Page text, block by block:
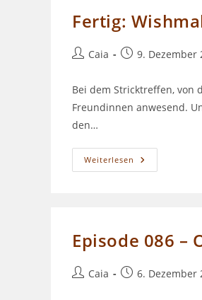
Fertig:
Beitrags-
Caia
Beitrag9. Dezember
Bei dem Stricktreffen, von
Freundinnen anwesend.
den…
Weiterlesen Fertig:
Wishmaker
Episode 086
Beitrags-
Caia
Beitrag6. Dezember